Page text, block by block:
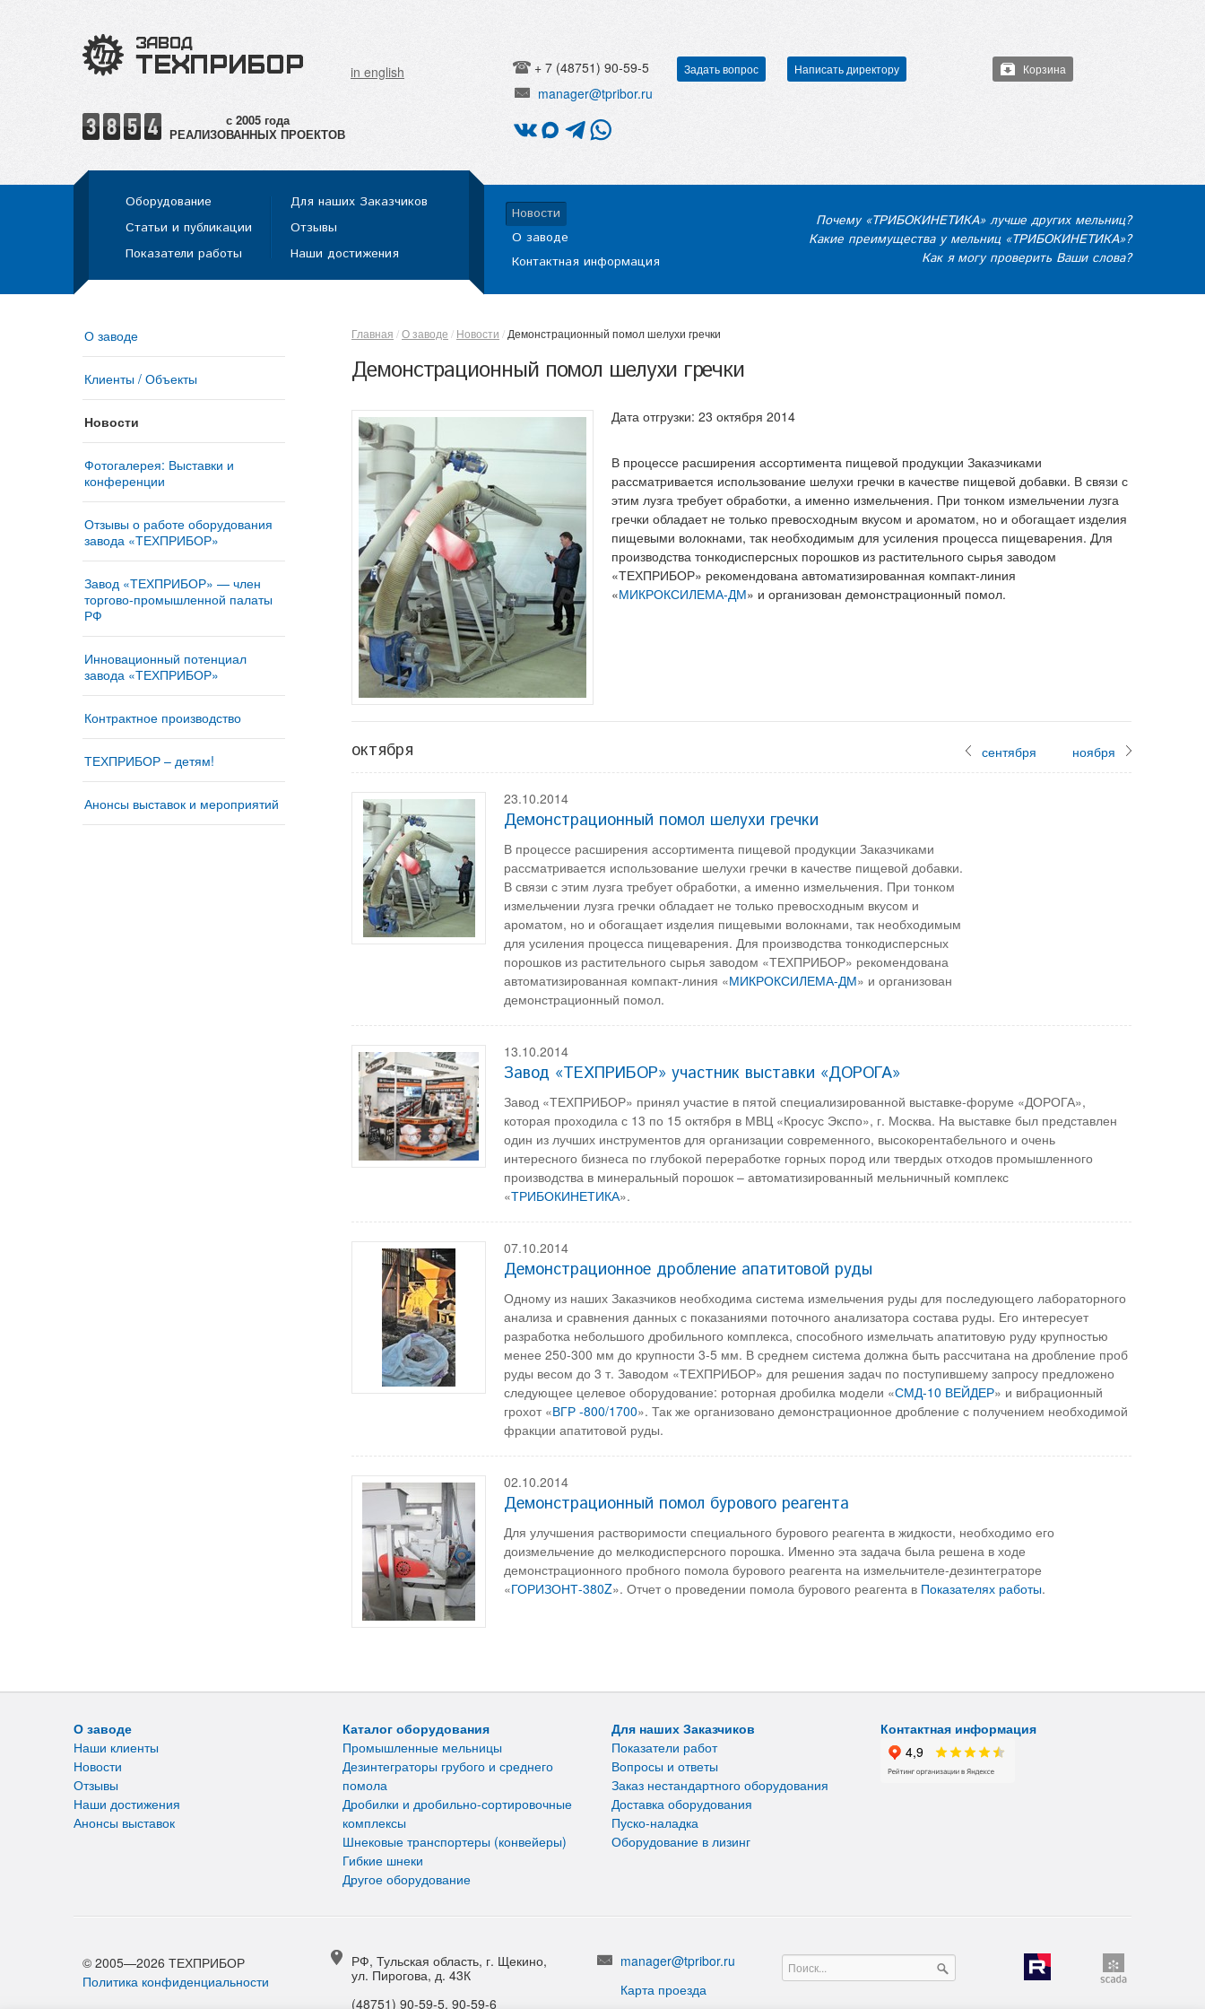
in english + 7 (48751) 90-59-5 Задать вопрос Написать директору
manager@tpribor.ru
Корзина
РЕАЛИЗОВАННЫХ ПРОЕКТОВ
Оборудование
Статьи и публикации
Показатели работы
Для наших Заказчиков
Отзывы
Наши достижения
Новости
О заводе
Контактная информация
Почему «ТРИБОКИНЕТИКА» лучше других мельниц?
Какие преимущества у мельниц «ТРИБОКИНЕТИКА»?
Как я могу проверить Ваши слова?
О заводе
Клиенты / Объекты
Новости
Фотогалерея: Выставки и
конференции
Отзывы о работе оборудования
завода «ТЕХПРИБОР»
Завод «ТЕХПРИБОР» — член
торгово-промышленной палаты
РФ
Инновационный потенциал
завода «ТЕХПРИБОР»
Контрактное производство
ТЕХПРИБОР – детям!
Анонсы выставок и мероприятий
Главная О заводе Новости Демонстрационный помол шелухи гречки
Демонстрационный помол шелухи гречки
Дата отгрузки: 23 октября 2014
В процессе расширения ассортимента пищевой продукции Заказчиками
рассматривается использование шелухи гречки в качестве пищевой добавки. В связи с
этим лузга требует обработки, а именно измельчения. При тонком измельчении лузга
гречки обладает не только превосходным вкусом и ароматом, но и обогащает изделия
пищевыми волокнами, так необходимым для усиления процесса пищеварения. Для
производства тонкодисперсных порошков из растительного сырья заводом
«ТЕХПРИБОР» рекомендована автоматизированная компакт-линия
«МИКРОКСИЛЕМА-ДМ» и организован демонстрационный помол.
сентября ноября
октября
23.10.2014
Демонстрационный помол шелухи гречки
В процессе расширения ассортимента пищевой продукции Заказчиками
рассматривается использование шелухи гречки в качестве пищевой добавки.
В связи с этим лузга требует обработки, а именно измельчения. При тонком
измельчении лузга гречки обладает не только превосходным вкусом и
ароматом, но и обогащает изделия пищевыми волокнами, так необходимым
для усиления процесса пищеварения. Для производства тонкодисперсных
порошков из растительного сырья заводом «ТЕХПРИБОР» рекомендована
автоматизированная компакт-линия «МИКРОКСИЛЕМА-ДМ» и организован
демонстрационный помол.
13.10.2014
Завод «ТЕХПРИБОР» участник выставки «ДОРОГА»
Завод «ТЕХПРИБОР» принял участие в пятой специализированной выставке-форуме «ДОРОГА»,
которая проходила с 13 по 15 октября в МВЦ «Кросус Экспо», г. Москва. На выставке был представлен
один из лучших инструментов для организации современного, высокорентабельного и очень
интересного бизнеса по глубокой переработке горных пород или твердых отходов промышленного
производства в минеральный порошок – автоматизированный мельничный комплекс
«ТРИБОКИНЕТИКА».
07.10.2014
Демонстрационное дробление апатитовой руды
Одному из наших Заказчиков необходима система измельчения руды для последующего лабораторного
анализа и сравнения данных с показаниями поточного анализатора состава руды. Его интересует
разработка небольшого дробильного комплекса, способного измельчать апатитовую руду крупностью
менее 250-300 мм до крупности 3-5 мм. В среднем система должна быть рассчитана на дробление проб
руды весом до 3 т. Заводом «ТЕХПРИБОР» для решения задач по поступившему запросу предложено
следующее целевое оборудование: роторная дробилка модели «СМД-10 ВЕЙДЕР» и вибрационный
грохот «ВГР -800/1700». Так же организовано демонстрационное дробление с получением необходимой
фракции апатитовой руды.
02.10.2014
Демонстрационный помол бурового реагента
Для улучшения растворимости специального бурового реагента в жидкости, необходимо его
доизмельчение до мелкодисперсного порошка. Именно эта задача была решена в ходе
демонстрационного пробного помола бурового реагента на измельчителе-дезинтеграторе
«ГОРИЗОНТ-380Z». Отчет о проведении помола бурового реагента в Показателях работы.
О заводе
Наши клиенты
Новости
Отзывы
Наши достижения
Анонсы выставок
Каталог оборудования
Промышленные мельницы
Дезинтеграторы грубого и среднего
помола
Дробилки и дробильно-сортировочные
комплексы
Шнековые транспортеры (конвейеры)
Гибкие шнеки
Другое оборудование
Для наших Заказчиков
Показатели работ
Вопросы и ответы
Заказ нестандартного оборудования
Доставка оборудования
Пуско-наладка
Оборудование в лизинг
Контактная информация
© 2005—2026 ТЕХПРИБОР
Политика конфиденциальности
РФ, Тульская область, г. Щекино,
ул. Пирогова, д. 43К
(48751) 90-59-5, 90-59-6
manager@tpribor.ru
Карта проезда